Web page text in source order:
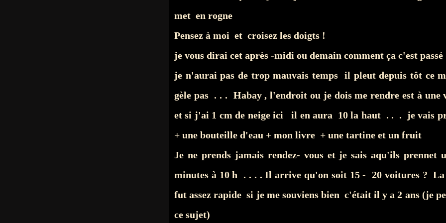
met en rogne
Pensez à moi et croisez les doigts !
je vous dirai cet après -midi ou demain comment ça c'est passé
je n'aurai pas de trop mauvais temps il pleut depuis tôt ce
gèle pas . . . Habay , l'endroit ou je dois me rendre est à une
etsi j'ai 1 cm de neige ici il en aura 10 la haut. . . je vais
+ une bouteille d'eau + mon livre + une tartine et un fruit
Je ne prends jamais rendez- vous et je sais aqu'ils prennet
minutes à 10 h . . . . Il arrive qu'on soit 15 - 20 voitures ? La
fut assez rapide si je me souviens bien c'était il y a 2 ans (je
ce sujet)